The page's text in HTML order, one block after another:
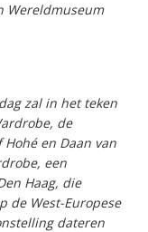
Wereldmuseum
zal in het teken
de
en Daan van
een
Haag, die
de West-Europese
dateren